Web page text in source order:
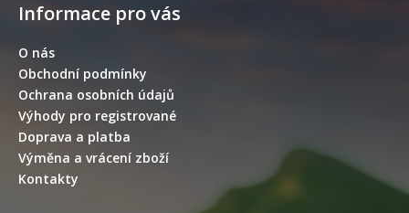
Informace pro vás
O nás
Obchodní podmínky
Ochrana osobních údajů
Výhody pro registrované
Doprava a platba
Výměna a vrácení zboží
Kontakty